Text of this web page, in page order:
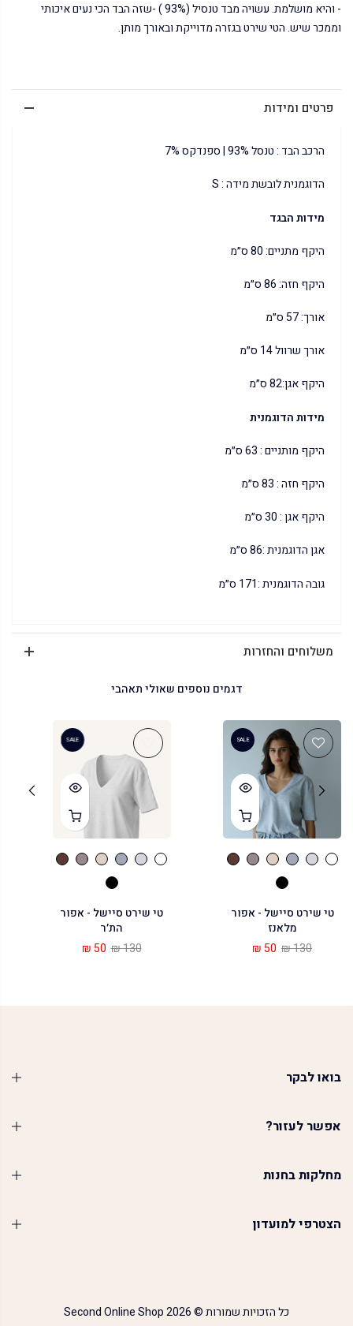
- והיא מושלמת. עשויה מבד טנסיל (93% ) -שזה הבד הכי נעים איכותי
וממכר שיש. הטי שירט בגזרה מדוייקת ובאורך מותן.
פרטים ומידות
הרכב הבד : טנסל 93% | ספנדקס 7%
הדוגמנית לובשת מידה : S
מידות הבגד
היקף מתניים: 80 ס״מ
היקף חזה: 86 ס״מ
אורך: 57 ס״מ
אורך שרוול 14 ס״מ
היקף אגן:82 ס״מ
מידות הדוגמנית
היקף מותניים : 63 ס״מ
היקף חזה : 83 ס״מ
היקף אגן : 30 ס״מ
אגן הדוגמנית :86 ס״מ
גובה הדוגמנית :171 ס״מ
משלוחים והחזרות
דגמים נוספים שאולי תאהבי
SALE
טי שירט סיישל - אפור
מלאנז
130 ₪
50 ₪
SALE
טי שירט סיישל - אפור
הת׳ר
130 ₪
50 ₪
בואו לבקר
אפשר לעזור?
מחלקות בחנות
הצטרפי למועדון
כל הזכויות שמורות © 2026 Second Online Shop